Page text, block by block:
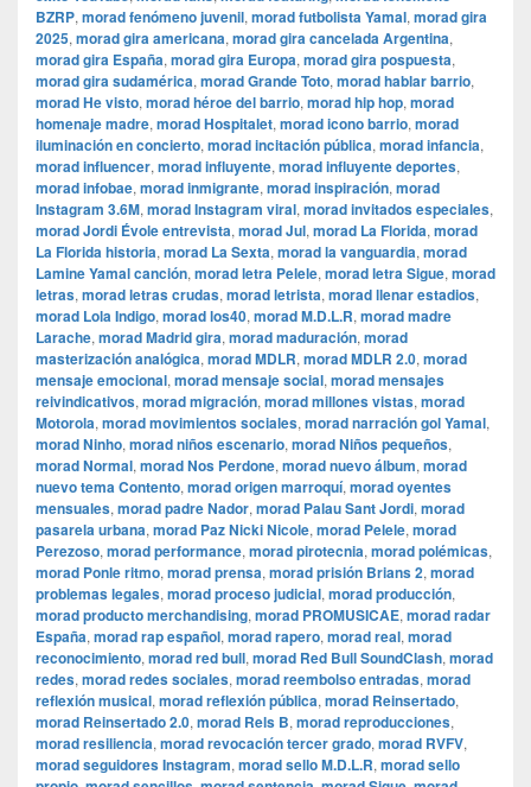
BZRP, morad fenómeno juvenil, morad futbolista Yamal, morad gira
2025, morad gira americana, morad gira cancelada Argentina,
morad gira España, morad gira Europa, morad gira pospuesta,
morad gira sudamérica, morad Grande Toto, morad hablar barrio,
morad He visto, morad héroe del barrio, morad hip hop, morad
homenaje madre, morad Hospitalet, morad icono barrio, morad
iluminación en concierto, morad incitación pública, morad infancia,
morad influencer, morad influyente, morad influyente deportes,
morad infobae, morad inmigrante, morad inspiración, morad
Instagram 3.6M, morad Instagram viral, morad invitados especiales,
morad Jordi Évole entrevista, morad Jul, morad La Florida, morad
La Florida historia, morad La Sexta, morad la vanguardia, morad
Lamine Yamal canción, morad letra Pelele, morad letra Sigue, morad
letras, morad letras crudas, morad letrista, morad llenar estadios,
morad Lola Indigo, morad los40, morad M.D.L.R, morad madre
Larache, morad Madrid gira, morad maduración, morad
masterización analógica, morad MDLR, morad MDLR 2.0, morad
mensaje emocional, morad mensaje social, morad mensajes
reivindicativos, morad migración, morad millones vistas, morad
Motorola, morad movimientos sociales, morad narración gol Yamal,
morad Ninho, morad niños escenario, morad Niños pequeños,
morad Normal, morad Nos Perdone, morad nuevo álbum, morad
nuevo tema Contento, morad origen marroquí, morad oyentes
mensuales, morad padre Nador, morad Palau Sant Jordi, morad
pasarela urbana, morad Paz Nicki Nicole, morad Pelele, morad
Perezoso, morad performance, morad pirotecnia, morad polémicas,
morad Ponle ritmo, morad prensa, morad prisión Brians 2, morad
problemas legales, morad proceso judicial, morad producción,
morad producto merchandising, morad PROMUSICAE, morad radar
España, morad rap español, morad rapero, morad real, morad
reconocimiento, morad red bull, morad Red Bull SoundClash, morad
redes, morad redes sociales, morad reembolso entradas, morad
reflexión musical, morad reflexión pública, morad Reinsertado,
morad Reinsertado 2.0, morad Rels B, morad reproducciones,
morad resiliencia, morad revocación tercer grado, morad RVFV,
morad seguidores Instagram, morad sello M.D.L.R, morad sello